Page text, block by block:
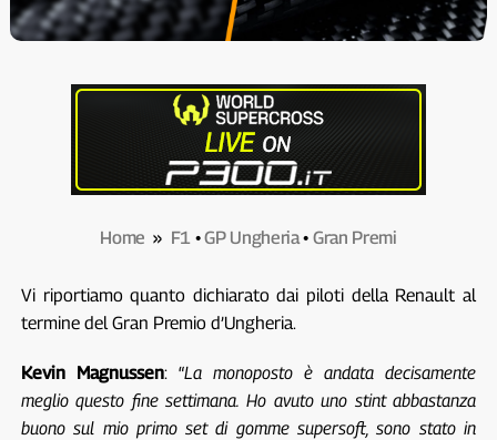
Home » F1•GP Ungheria• Gran Premi
Vi riportiamo quanto dichiarato dai piloti della Renault al
termine del Gran Premio d’Ungheria.
Kevin Magnussen: “La monoposto è andata decisamente
meglio questo fine settimana. Ho avuto uno stint abbastanza
buono sul mio primo set di gomme supersoft, sono stato in